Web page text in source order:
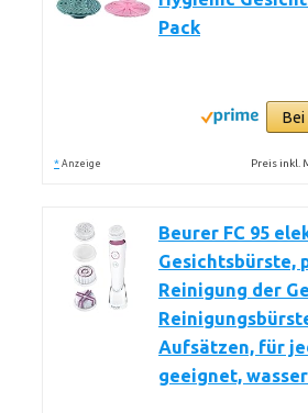
Pack
Bei
* Anzeige Preis inkl.
Beurer FC 95
Gesichtsbürste,
Reinigung der
Aufsätzen, für
geeignet,